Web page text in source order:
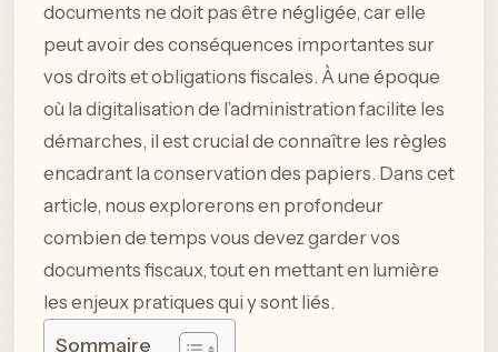
documents ne doit pas être négligée, car elle
peut avoir des conséquences importantes sur
vos droits et obligations fiscales. À une époque
où la digitalisation de l’administration facilite les
démarches, il est crucial de connaître les règles
encadrant la conservation des papiers. Dans cet
article, nous explorerons en profondeur
combien de temps vous devez garder vos
documents fiscaux, tout en mettant en lumière
les enjeux pratiques qui y sont liés.
Sommaire